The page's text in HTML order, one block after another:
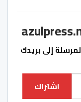
إلى بريدك
اشتراك